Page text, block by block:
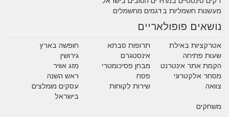
מעשנות חשמליות בדגמים מחשמלים
נושאים פופולאריים
אטרקציות באילת תרופות סבתא
חופשה בארץ
שעות פתיחה
אינסטגרם
גירושין
הקמת אתר אינטרנט
מבחן פסיכומטרי
מזג אוויר
מסחר אלקטרוני
פסח
ראש השנה
צוואה
שירות לקוחות
עסקים מומלצים
בישראל
משחקים